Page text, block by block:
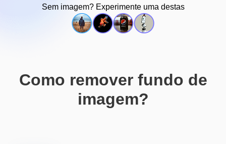
Sem imagem? Experimente uma destas
Como remover fundo de
imagem?